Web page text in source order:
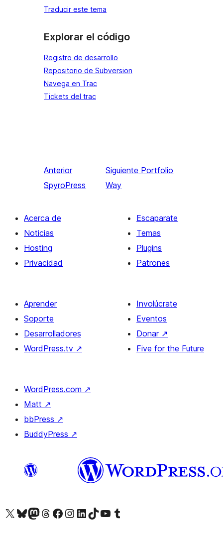
Traducir este tema
Explorar el código
Registro de desarrollo
Repositorio de Subversion
Navega en Trac
Tickets del trac
Anterior
SpyroPress
Siguiente Portfolio
Way
Acerca de
Noticias
Hosting
Privacidad
Escaparate
Temas
Plugins
Patrones
Aprender
Soporte
Desarrolladores
WordPress.tv ↗
Involúcrate
Eventos
Donar ↗
Five for the Future
WordPress.com ↗
Matt ↗
bbPress ↗
BuddyPress ↗
Visita nuestra cuenta de X (anteriormente Twitter)
Visita nuestra cuenta de Bluesky
Visita nuestra cuenta de Mastodon
Visita nuestra cuenta de Threads
Visita nuestra página de Facebook
Visita nuestra cuenta de Instagram
Visita nuestra cuenta de LinkedIn
Visita nuestra cuenta de TikTok
Visita nuestro canal de YouTube
Visita nuestra cuenta de Tumblr